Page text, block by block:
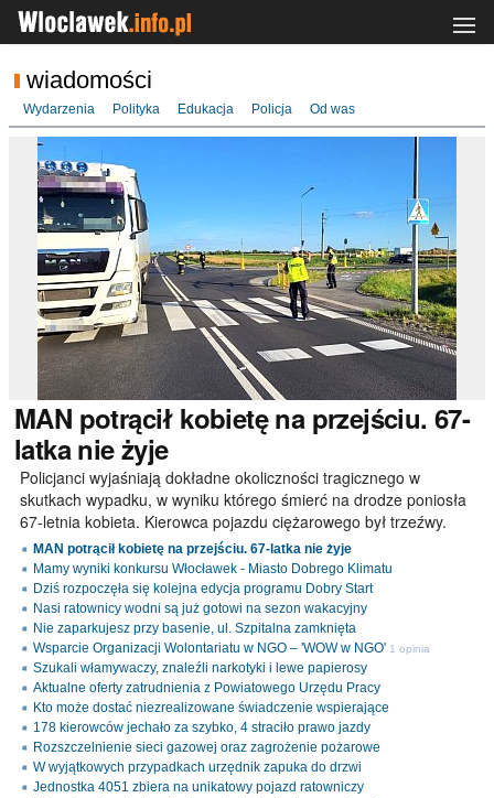
wiadomości
Wydarzenia Polityka Edukacja Policja Od was
MAN potrącił kobietę na przejściu. 67-
latka nie żyje
Policjanci wyjaśniają dokładne okoliczności tragicznego w
skutkach wypadku, w wyniku którego śmierć na drodze poniosła
67-letnia kobieta. Kierowca pojazdu ciężarowego był trzeźwy.
MAN potrącił kobietę na przejściu. 67-latka nie żyje
Mamy wyniki konkursu Włocławek - Miasto Dobrego Klimatu
Dziś rozpoczęła się kolejna edycja programu Dobry Start
Nasi ratownicy wodni są już gotowi na sezon wakacyjny
Nie zaparkujesz przy basenie, ul. Szpitalna zamknięta
Wsparcie Organizacji Wolontariatu w NGO – 'WOW w NGO' 1 opinia
Szukali włamywaczy, znaleźli narkotyki i lewe papierosy
Aktualne oferty zatrudnienia z Powiatowego Urzędu Pracy
Kto może dostać niezrealizowane świadczenie wspierające
178 kierowców jechało za szybko, 4 straciło prawo jazdy
Rozszczelnienie sieci gazowej oraz zagrożenie pożarowe
W wyjątkowych przypadkach urzędnik zapuka do drzwi
Jednostka 4051 zbiera na unikatowy pojazd ratowniczy